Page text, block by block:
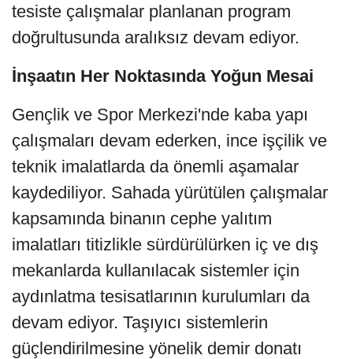
tesiste çalışmalar planlanan program
doğrultusunda aralıksız devam ediyor.
İnşaatın Her Noktasında Yoğun Mesai
Gençlik ve Spor Merkezi'nde kaba yapı
çalışmaları devam ederken, ince işçilik ve
teknik imalatlarda da önemli aşamalar
kaydediliyor. Sahada yürütülen çalışmalar
kapsamında binanın cephe yalıtım
imalatları titizlikle sürdürülürken iç ve dış
mekanlarda kullanılacak sistemler için
aydınlatma tesisatlarının kurulumları da
devam ediyor. Taşıyıcı sistemlerin
güçlendirilmesine yönelik demir donatı